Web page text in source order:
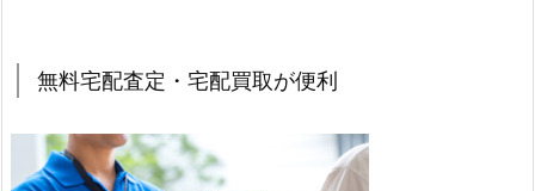
無料宅配査定・宅配買取が便利